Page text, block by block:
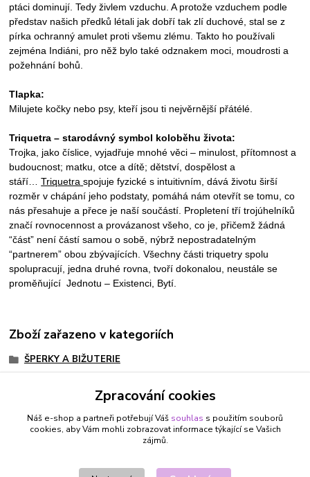
ptáci dominují. Tedy živlem vzduchu. A protože vzduchem podle
představ našich předků létali jak dobří tak zlí duchové, stal se z
pírka ochranný amulet proti všemu zlému. Takto ho používali
zejména Indiáni, pro něž bylo také odznakem moci, moudrosti a
požehnání bohů.
Tlapka:
Milujete kočky nebo psy, kteří jsou ti nejvěrnější přátélé.
Triquetra – starodávný symbol koloběhu života:
Trojka, jako číslice, vyjadřuje mnohé věci – minulost, přítomnost a
budoucnost; matku, otce a dítě; dětství, dospělost a
stáří…Triquetra spojuje fyzické s intuitivním, dává životu širší
rozměr v chápání jeho podstaty, pomáhá nám otevřít se tomu, co
nás přesahuje a přece je naší součástí. Propletení tří trojúhelníků
značí rovnocennost a provázanost všeho, co je, přičemž žádná
“část” není částí samou o sobě, nýbrž nepostradatelným
“partnerem” obou zbývajících. Všechny části triquetry spolu
spolupracují, jedna druhé rovna, tvoří dokonalou, neustále se
proměňující Jednotu – Existenci, Bytí.
Zboží zařazeno v kategoriích
ŠPERKY A BIŽUTERIE
PANNA 23.8. - 22. 9.
VÁHY 23.9. - 23.10.
KOZOROH 22.12. - 20.1.
Zpracování cookies
Náš e-shop a partneři potřebují Váš souhlas s použitím souborů
cookies, aby Vám mohli zobrazovat informace týkající se Vašich
zájmů.